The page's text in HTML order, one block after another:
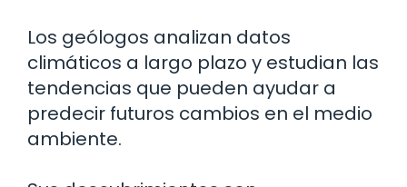
Los geólogos analizan datos
climáticos a largo plazo y estudian las
tendencias que pueden ayudar a
predecir futuros cambios en el medio
ambiente.